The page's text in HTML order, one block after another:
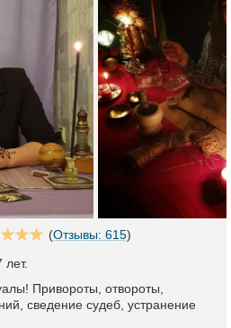
(Отзывы: 615)
Привороты, отвороты,
сведение судеб, устранение